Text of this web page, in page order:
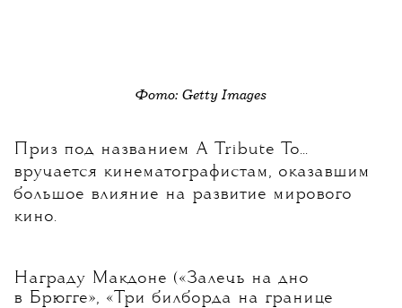
Фото: Getty Images
Приз под названием A Tribute To...
вручается кинематографистам, оказавшим
большое влияние на развитие мирового
кино.
Награду Макдоне («Залечь на дно
в Брюгге», «Три билборда на границе